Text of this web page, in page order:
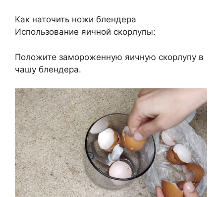
Как наточить ножи блендера
Использование яичной скорлупы:
Положите замороженную яичную скорлупу в
чашу блендера.